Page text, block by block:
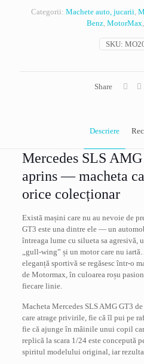
SKU:
Categorii: Machete auto, jucarii,
Benz, MotorMax,
Share
Descriere
Mercedes SLS
aprins — macheta
orice colecționar
Există mașini care nu au nevoie de
GT3 este una dintre ele — un
întreaga lume cu silueta sa agresivă,
„gull-wing” și un motor care nu iartă.
eleganță sportivă se regăsesc într-o
de Motormax, în culoarea roșu
fiecare linie.
Macheta Mercedes SLS AMG GT3
care atrage privirile, fie că îl pui pe
fie că ajunge în mâinile unui copil
replică la scara 1/24 este concepută
spiritul modelului original, iar